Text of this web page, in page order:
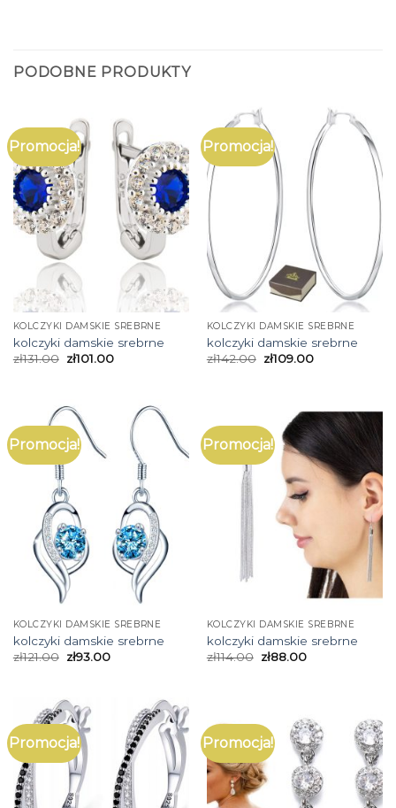
PODOBNE PRODUKTY
Promocja!
KOLCZYKI DAMSKIE SREBRNE
kolczyki damskie srebrne
zł131.00 zł101.00
Promocja!
KOLCZYKI DAMSKIE SREBRNE
kolczyki damskie srebrne
zł142.00 zł109.00
Promocja!
KOLCZYKI DAMSKIE SREBRNE
kolczyki damskie srebrne
zł121.00 zł93.00
Promocja!
KOLCZYKI DAMSKIE SREBRNE
kolczyki damskie srebrne
zł114.00 zł88.00
Promocja! Promocja!